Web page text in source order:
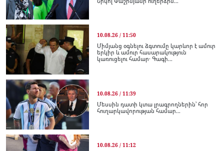
10.08.26 / 11:50
Միմյանց օգնելու ձգտումը կարևոր է ամուր
երկիր և ամուր հասարակություն
կառուցելու համար․ Գագի...
10.08.26 / 11:39
Մեսսին դատի կտա լրագրողներին՝ հոր
հուղարկավորության համար...
10.08.26 / 11:12